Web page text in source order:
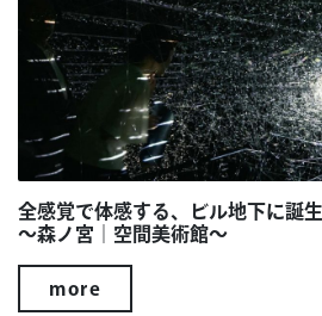
全感覚で体感する、ビル地下に誕
～森ノ宮｜空間美術館～
more